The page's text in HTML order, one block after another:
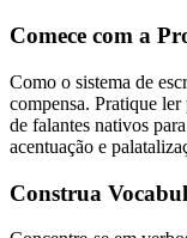
Comece com a
Como o sistema de
compensa. Pratique
de falantes nativos
acentuação e
Construa